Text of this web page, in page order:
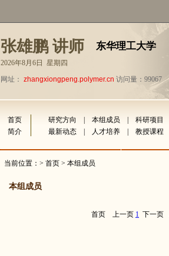
张雄鹏 讲师 东华理工大学
2026年8月6日 星期四
网址： zhangxiongpeng.polymer.cn 访问量：99067
首页 研究方向 本组成员 科研项目
简介
最新动态 人才培养 教授课程
当前位置：> 首页 > 本组成员
本组成员
首页 上一页 1 下一页